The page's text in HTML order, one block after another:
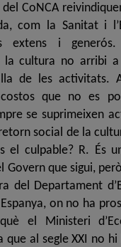
CoNCA
com la Sanitat i
extens i generós.
la cultura no arribi
de les activitats.
que no es
se suprimeixen
social de la
el culpable? R. És
Govern que sigui,
del Departament
on no ha
el Ministeri
que al segle XXI no